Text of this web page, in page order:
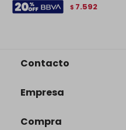
$ 7.592
Contacto
Empresa
Compra